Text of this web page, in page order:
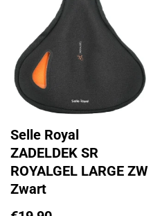
Selle Royal
ZADELDEK SR
ROYALGEL LARGE ZW
Zwart